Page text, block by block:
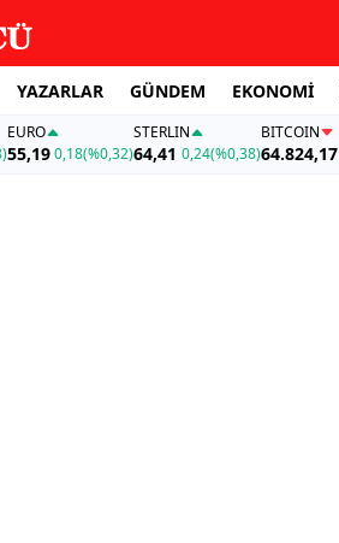
YAZARLAR GÜNDEM EKONOMİ
EURO
55,19 0,18(%0,32)
STERLIN
64,41 0,24(%0,38)
BITCOIN
64.824,17